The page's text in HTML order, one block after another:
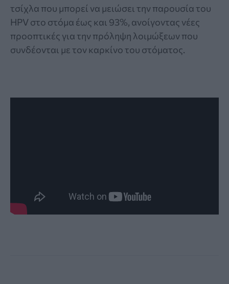
τσίχλα που μπορεί να μειώσει την παρουσία του
HPV στο στόμα έως και 93%, ανοίγοντας νέες
προοπτικές για την πρόληψη λοιμώξεων που
συνδέονται με τον καρκίνο του στόματος.